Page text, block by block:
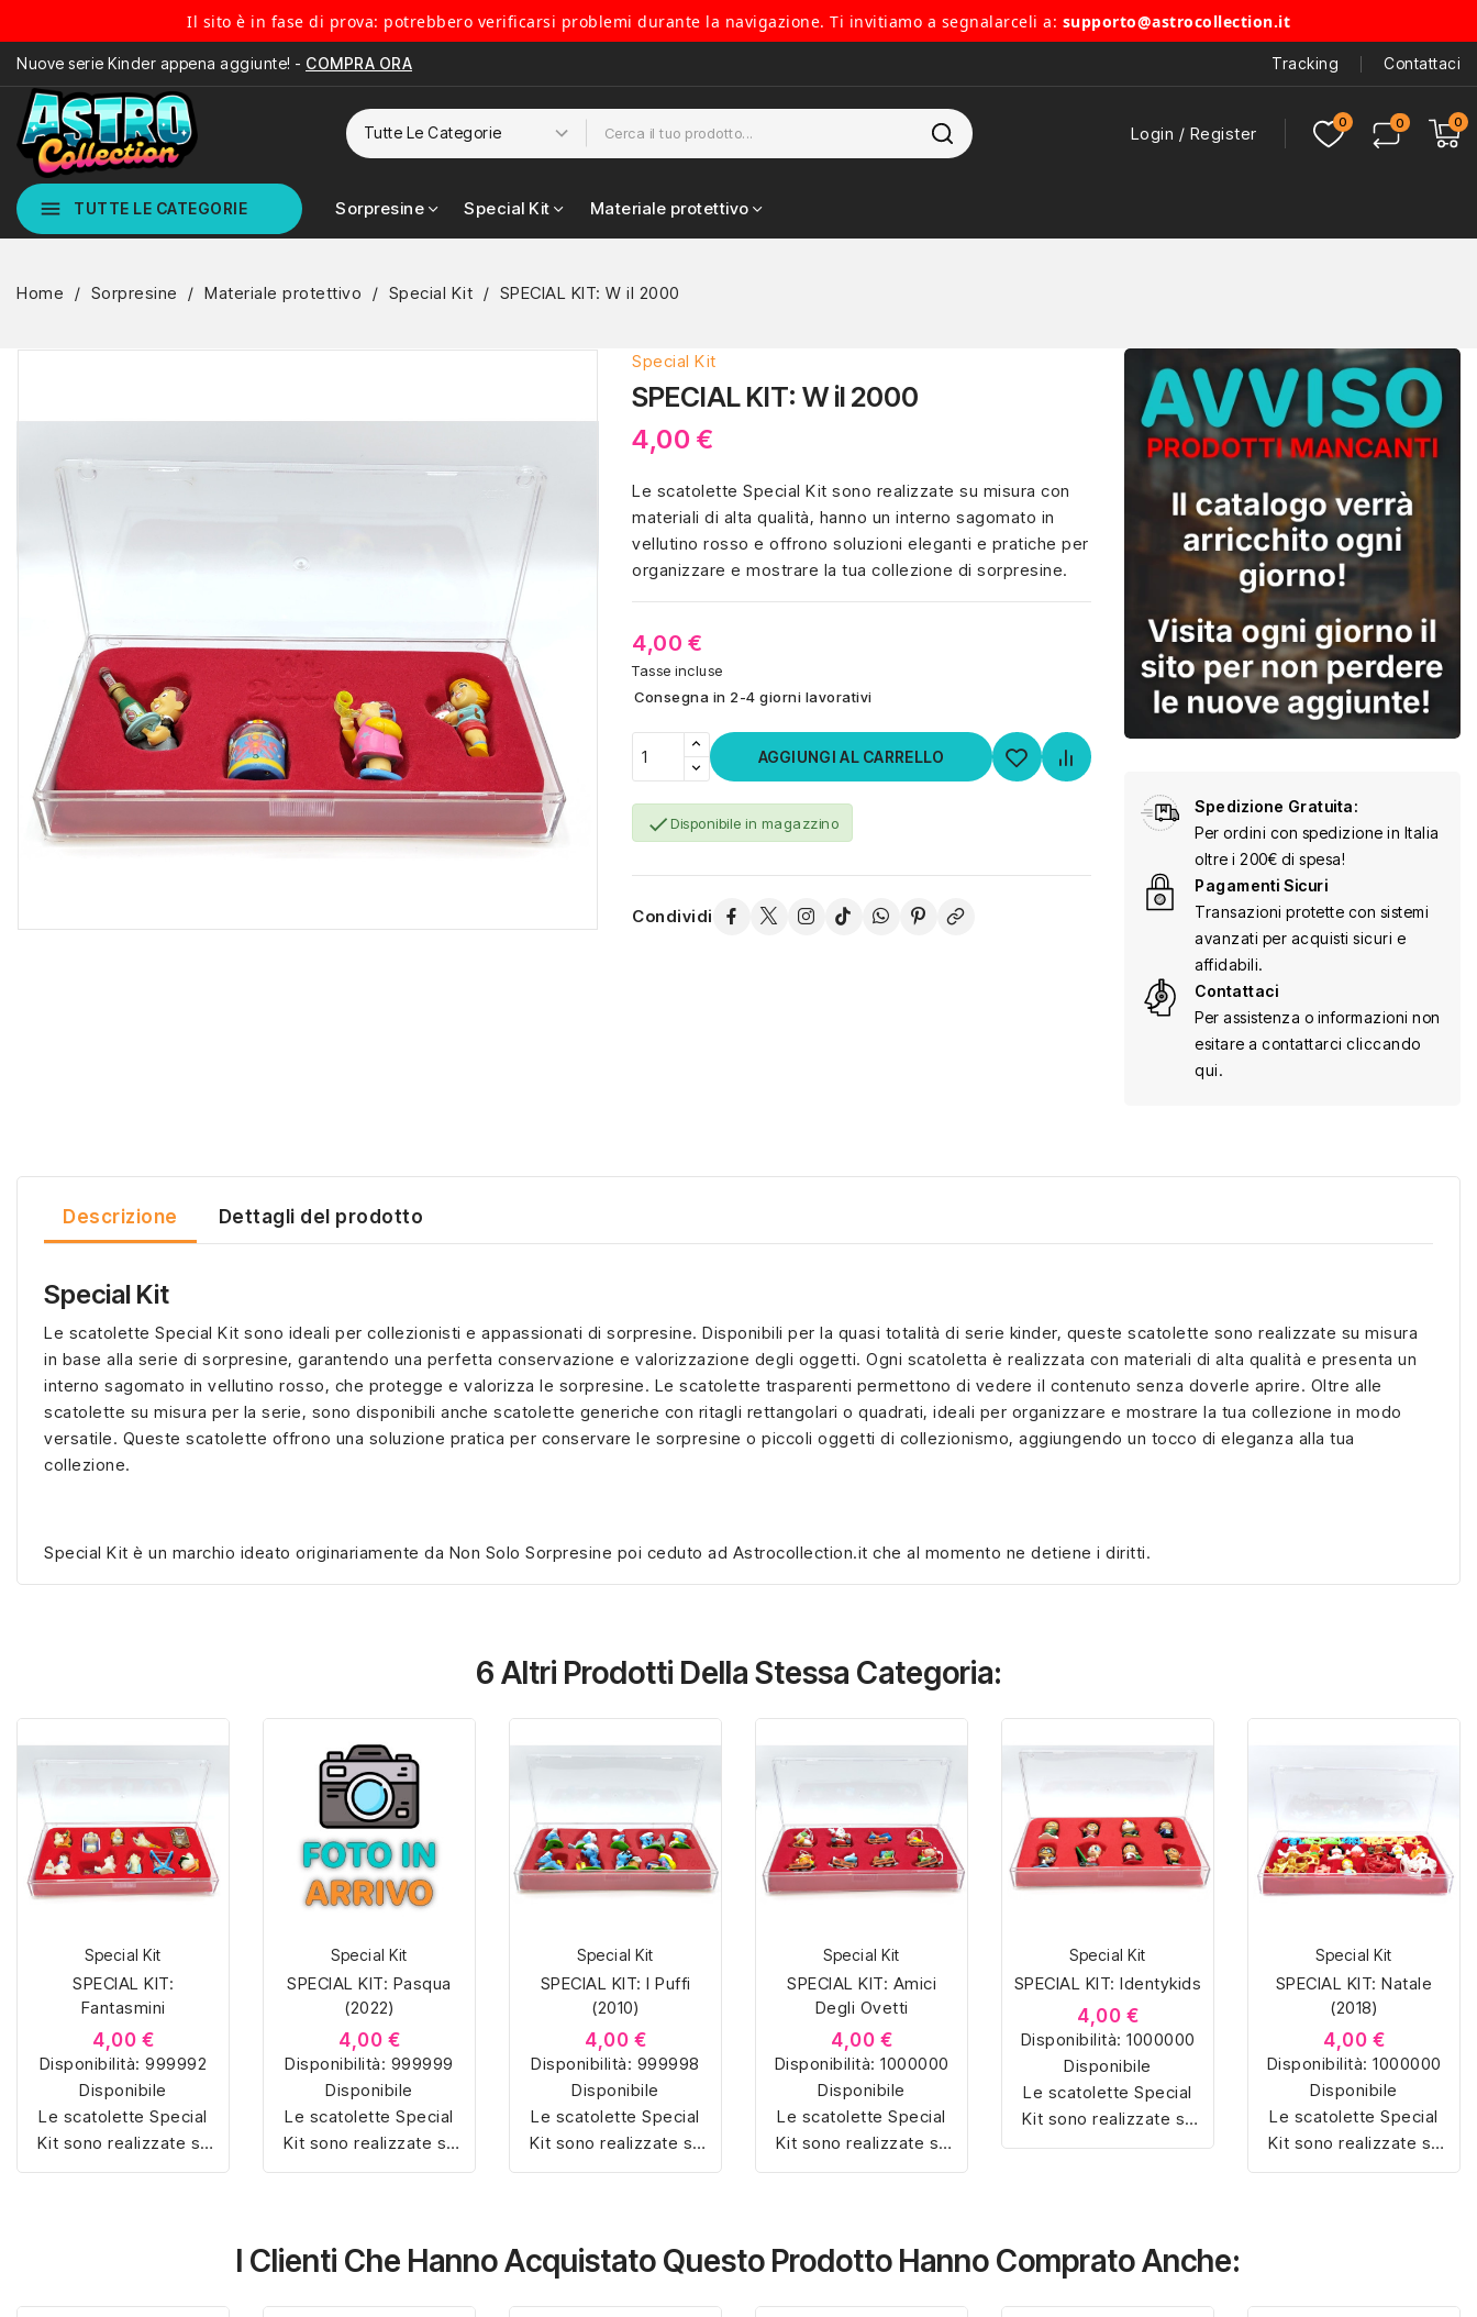
Il sito è in fase di prova: potrebbero verificarsi problemi durante la navigazione. Ti invitiamo a segnalarceli a: supporto@astrocollection.it
Nuove serie Kinder appena aggiunte! - COMPRA ORA Tracking Contattaci
Login / Register
menu TUTTE LE CATEGORIE Sorpresine Special Kit Materiale protettivo
Home Sorpresine Materiale protettivo Special Kit SPECIAL KIT: W il 2000
Special Kit
SPECIAL KIT: W il 2000
4,00 €
Le scatolette Special Kit sono realizzate su misura con
materiali di alta qualità, hanno un interno sagomato in
vellutino rosso e offrono soluzioni eleganti e pratiche per
organizzare e mostrare la tua collezione di sorpresine.
4,00 €
Tasse incluse
Consegna in 2-4 giorni lavorativi
AGGIUNGI AL CARRELLO
Disponibile in magazzino
Condividi
Spedizione Gratuita:
Per ordini con spedizione in Italia
oltre i 200€ di spesa!
Pagamenti Sicuri
Transazioni protette con sistemi
avanzati per acquisti sicuri e
affidabili.
Contattaci
Per assistenza o informazioni non
esitare a contattarci cliccando
qui.
Descrizione Dettagli del prodotto
Special Kit
Le scatolette Special Kit sono ideali per collezionisti e appassionati di sorpresine. Disponibili per la quasi totalità di serie kinder, queste scatolette sono realizzate su misura
in base alla serie di sorpresine, garantendo una perfetta conservazione e valorizzazione degli oggetti. Ogni scatoletta è realizzata con materiali di alta qualità e presenta un
interno sagomato in vellutino rosso, che protegge e valorizza le sorpresine. Le scatolette trasparenti permettono di vedere il contenuto senza doverle aprire. Oltre alle
scatolette su misura per la serie, sono disponibili anche scatolette generiche con ritagli rettangolari o quadrati, ideali per organizzare e mostrare la tua collezione in modo
versatile. Queste scatolette offrono una soluzione pratica per conservare le sorpresine o piccoli oggetti di collezionismo, aggiungendo un tocco di eleganza alla tua
collezione.
Special Kit è un marchio ideato originariamente da Non Solo Sorpresine poi ceduto ad Astrocollection.it che al momento ne detiene i diritti.
6 Altri Prodotti Della Stessa Categoria:
Special Kit
SPECIAL KIT:
Fantasmini
4,00 €
Disponibilità:999992
Disponibile
Le scatolette Special
Kit sono realizzate su
misura con materiali di
Special Kit
SPECIAL KIT: Pasqua
(2022)
4,00 €
Disponibilità: 999999
Disponibile
Le scatolette Special
Kit sono realizzate su
misura con materiali di
vellutino rosso e
offrono soluzioni
Special Kit
SPECIAL KIT: I Puffi
(2010)
4,00 €
Disponibilità: 999998
Disponibile
Le scatolette Special
Kit sono realizzate su
misura con materiali di
vellutino rosso e
offrono soluzioni
Special Kit
SPECIAL KIT: Amici
Degli Ovetti
4,00 €
Disponibilità: 1000000
Disponibile
Le scatolette Special
Kit sono realizzate su
misura con materiali di
vellutino rosso e
offrono soluzioni
Special Kit
SPECIAL KIT: Identykids
4,00 €
Disponibilità: 1000000
Disponibile
Le scatolette Special
Kit sono realizzate su
misura con materiali di
offrono soluzioni
eleganti e pratiche per
organizzare e mostrare
Special Kit
SPECIAL KIT: Natale
(2018)
4,00 €
Disponibilità: 1000000
Disponibile
Le scatolette Special
Kit sono realizzate su
misura con materiali di
I Clienti Che Hanno Acquistato Questo Prodotto Hanno Comprato Anche: